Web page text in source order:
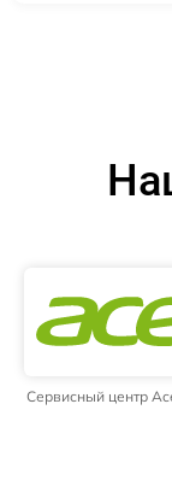
Сервисный центр